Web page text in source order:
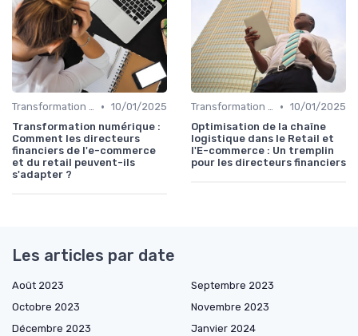
Transformation de la fonction finance • 10/01/2025
Transformation numérique :
Comment les directeurs
financiers de l'e-commerce
et du retail peuvent-ils
s'adapter ?
Transformation de la fonction finance • 10/01/2025
Optimisation de la chaîne
logistique dans le Retail et
l'E-commerce : Un tremplin
pour les directeurs financiers
Les articles par date
Août 2023
Septembre 2023
Octobre 2023
Novembre 2023
Décembre 2023
Janvier 2024